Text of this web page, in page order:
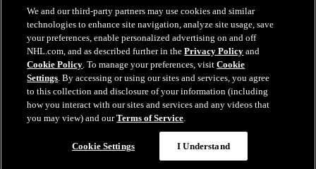
Enterprises, L.P. © LNH 2026. Tous droits réservés. Tous les
chandails d'équipe de la LNH personnalisés avec les noms des
joueurs de la LNH et leurs numéros sont officiellement sous license
de la LNH et de l'AJLNH. Le mot servant de marque Zamboni et la
configuration de la surfaceuse Zamboni sont des marques de
commerce déposées de Frank J. Zamboni & Co., Inc. © Frank J.
Zamboni & Co., Inc. 2026. Tous droits réservés. Toute autre marque
déposée ou tout droit d'auteur d'une tierce partie sont la propriété de
leurs auteurs respectifs. Tous droits réservés.
We and our third-party partners may use cookies and similar
technologies to enhance site navigation, analyze site usage, save
your preferences, enable personalized advertising on and off
NHL.com, and as described further in thePrivacy Policy and
Cookie Policy. To manage your preferences, visitCookie
Settings. By accessing or using our sites and services, you agree
to this collection and disclosure of your information (including
how you interact with our sites and services and any videos that
you may view) and ourTerms of Service.
Cookie Settings I Understand